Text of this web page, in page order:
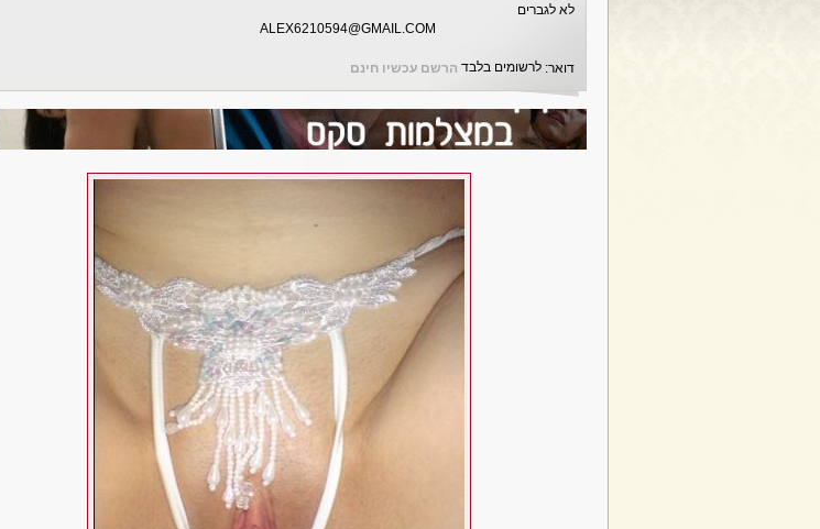
לא לגברים
ALEX6210594@GMAIL.COM
דואר: לרשומים בלבד הרשם עכשיו חינם